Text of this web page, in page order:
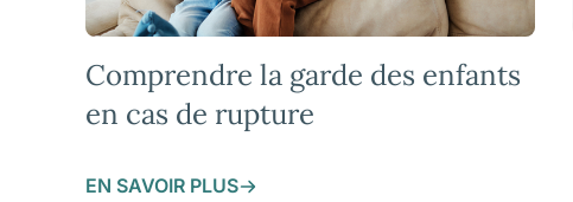
Comprendre la garde des enfants
en cas de rupture
EN SAVOIR PLUS